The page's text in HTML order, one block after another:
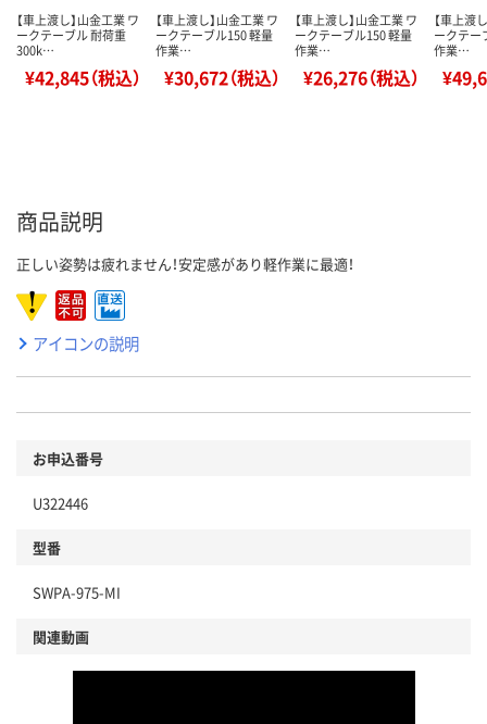
【車上渡し】山金工業 ワ
ークテーブル 耐荷重
300k…
¥42,845（税込）
【車上渡し】山金工業 ワ
ークテーブル150 軽量
作業…
¥30,672（税込）
【車上渡し】山金工業 ワ
ークテーブル150 軽量
作業…
¥26,276（税込）
【車上渡
ークテー
作業…
商品説明
正しい姿勢は疲れません！安定感があり軽作業に最適！
アイコンの説明
お申込番号
U322446
型番
SWPA-975-MI
関連動画